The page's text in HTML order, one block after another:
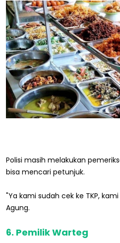
Polisi masih melakukan
bisa mencari petunjuk.
"Ya kami sudah cek ke TKP,
Agung.
6. Pemilik Warteg